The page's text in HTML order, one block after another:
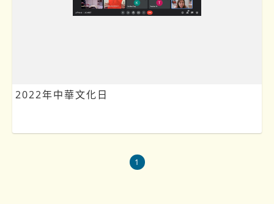
2022年中華文化日
1